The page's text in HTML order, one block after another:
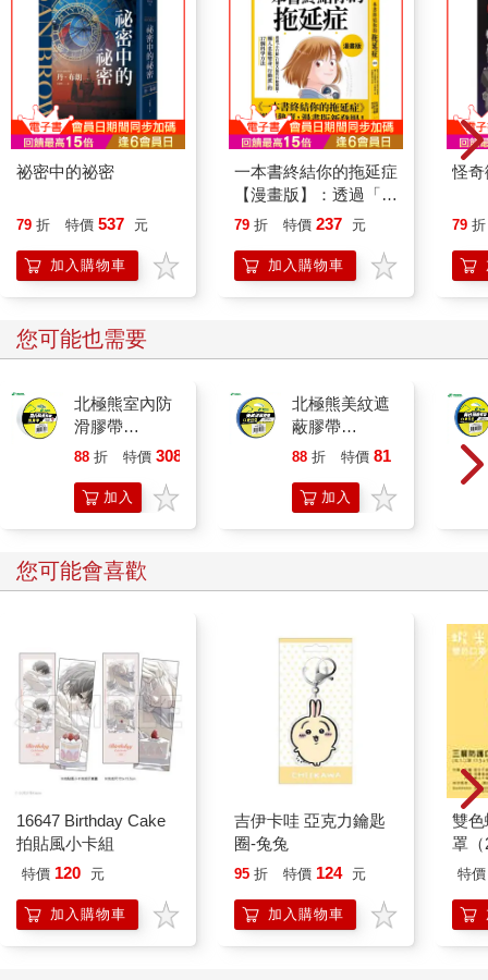
祕密中的祕密
79 折 特價 537 元
加入購物車
一本書終結你的拖延症
【漫畫版】：透過「小
行動」打開大腦的行動
「行動派」的37個科
學方法
79 折 特價 237 元
加入購物車
怪
79 折
您可能也需要
北極熊室內防
滑膠帶
48mm×5M透
88 折 特價 308
加入
購物
北極熊美紋遮
蔽膠帶
24mm×30y藍
88 折 特價 81
加入
購物
您可能會喜歡
16647 Birthday Cake
拍貼風小卡組
特價 120 元
加入購物車
吉伊卡哇 亞克力鑰匙
圈-兔兔
95 折 特價 124 元
加入購物車
雙
罩（
特價